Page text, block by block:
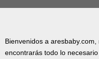
Bienvenidos a
encontrarás todo lo